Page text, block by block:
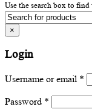
Use the search box to
×
Login
Username or email *
Password *